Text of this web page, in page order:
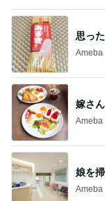
思っ
Ameba
嫁さ
Ameba
娘を
Ameba